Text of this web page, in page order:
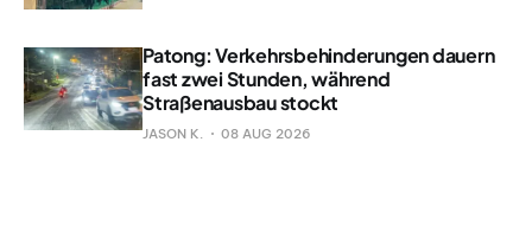
Patong: Verkehrsbehinderungen dauern
fast zwei Stunden, während
Straßenausbau stockt
JASON K. 08 AUG 2026